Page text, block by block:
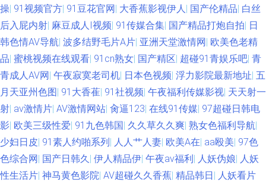
操| 91视频官方| 91豆花官网| 大香蕉影视伊人| 国产伦精品| 白丝
后入屁内射| 麻豆成人I视频| 91传媒合集| 国产精品打炮自拍| 日
韩色情AV导航| 波多结野毛片A片| 亚洲天堂激情网| 欧美色老精
品| 蜜桃视频在线观看| 91cn熟女| 国产精区| 超碰91青娱乐吧| 青
青成人AV网| 午夜寂寞老司机| 日本色视频| 浮力影院最新地址| 五
月天亚州色图| 91大香萑| 91社视频| 午夜福利传媒影视| 天天射一
射| av激情片| AV激情网站| 肏逼123| 在线91传媒| 97超碰日韩电
影| 欧美三级性爱| 91九色韩国| 久久草久久爽| 熟女色福利导航|
少妇日皮| 91素人约啪系列| 人人艹人妻| 欧美A在| aa殴美| 97色
色综合网| 国产日韩久| 伊人精品伊| 午夜av福利| 人妖伪娘| 人妖
性生活片| 神马黄色影院| AV超碰久久香蕉| 精品韩日| 人妖看片